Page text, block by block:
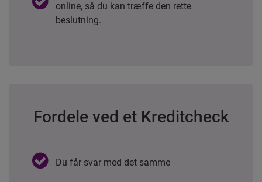
online, så du kan træffe den rette
beslutning.
Fordele ved et Kreditcheck
Du får svar med det samme